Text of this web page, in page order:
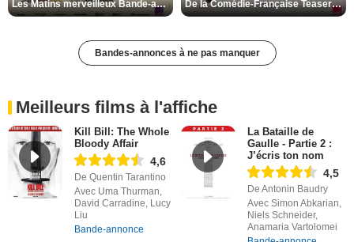
Les Matins merveilleux Bande-annonce VF De la Comédie-Française Teaser VF
Bandes-annonces à ne pas manquer
Meilleurs films à l'affiche
Kill Bill: The Whole
Bloody Affair
4,6
De Quentin Tarantino
Avec Uma Thurman,
David Carradine, Lucy
Liu
Bande-annonce
La Bataille de
Gaulle - Partie 2 :
J’écris ton nom
4,5
De Antonin Baudry
Avec Simon Abkarian,
Niels Schneider,
Anamaria Vartolomei